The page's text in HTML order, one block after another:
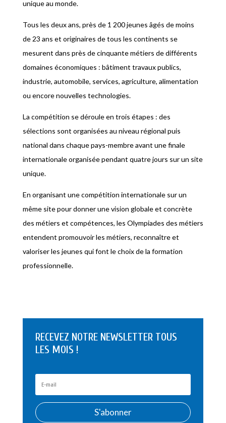
unique au monde.
Tous les deux ans, près de 1 200 jeunes âgés de moins
de 23 ans et originaires de tous les continents se
mesurent dans près de cinquante métiers de différents
domaines économiques : bâtiment travaux publics,
industrie, automobile, services, agriculture, alimentation
ou encore nouvelles technologies.
La compétition se déroule en trois étapes : des
sélections sont organisées au niveau régional puis
national dans chaque pays-membre avant une finale
internationale organisée pendant quatre jours sur un site
unique.
En organisant une compétition internationale sur un
même site pour donner une vision globale et concrète
des métiers et compétences, les Olympiades des métiers
entendent promouvoir les métiers, reconnaître et
valoriser les jeunes qui font le choix de la formation
professionnelle.
RECEVEZ NOTRE NEWSLETTER TOUS
LES MOIS !
S'abonner